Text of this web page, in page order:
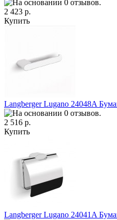
2 423 р.
Купить
Langberger Lugano 24048A
2 516 р.
Купить
Langberger Lugano 24041A